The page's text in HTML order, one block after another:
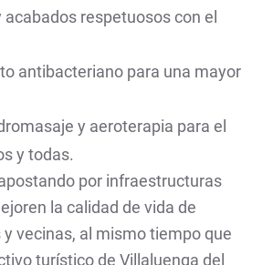
respetuosos con el
antibacteriano para una mayor
y aeroterapia para el
y todas.
por infraestructuras
la calidad de vida de
vecinas, al mismo tiempo que
turístico de Villaluenga del